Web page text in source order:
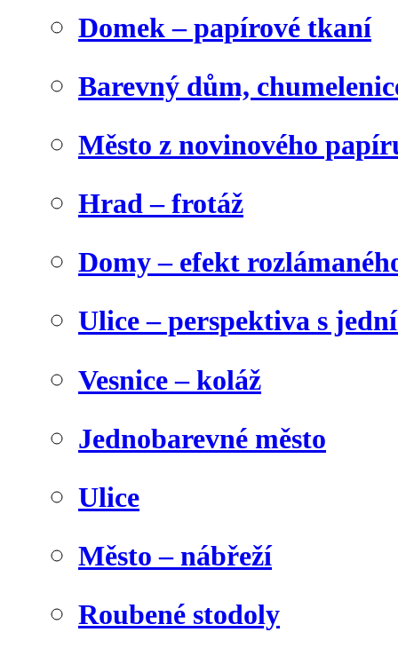
Domek – papírové tkaní
Barevný dům,
Město z novinového
Hrad – frotáž
Domy – efekt
Ulice – perspektiva s
Vesnice – koláž
Jednobarevné město
Ulice
Město – nábřeží
Roubené stodoly